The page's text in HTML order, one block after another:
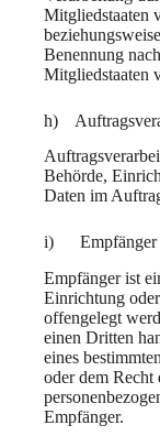
Mitgliedstaaten
Benennung
Mitgliedstaaten
h)
Behörde,
Daten im
i) Empfänger
Empfänger ist
Einrichtung
offengelegt
einen Dritten
eines
oder dem
Empfänger.